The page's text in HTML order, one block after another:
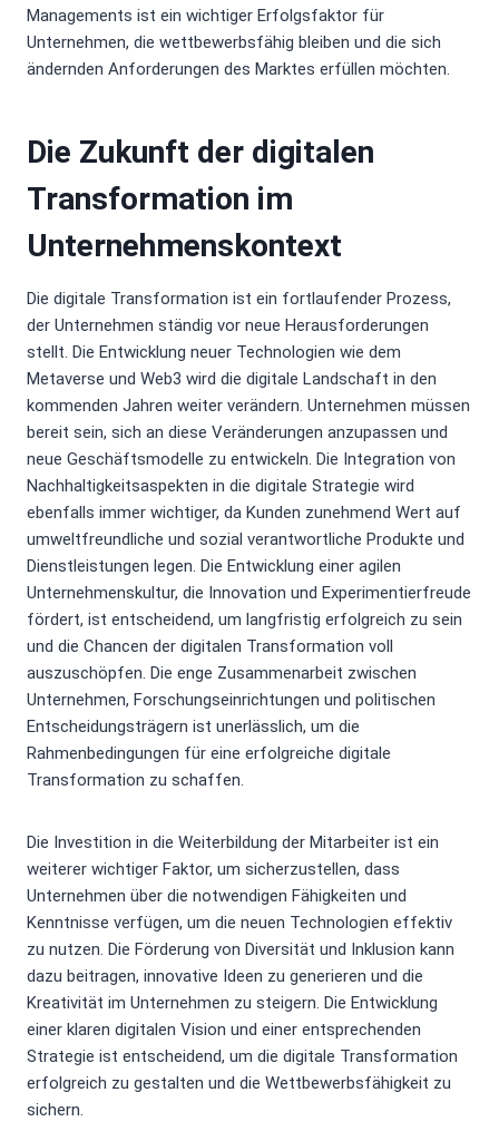
Managements ist ein wichtiger Erfolgsfaktor für
Unternehmen, die wettbewerbsfähig bleiben und die sich
ändernden Anforderungen des Marktes erfüllen möchten.
Die Zukunft der digitalen
Transformation im
Unternehmenskontext
Die digitale Transformation ist ein fortlaufender Prozess,
der Unternehmen ständig vor neue Herausforderungen
stellt. Die Entwicklung neuer Technologien wie dem
Metaverse und Web3 wird die digitale Landschaft in den
kommenden Jahren weiter verändern. Unternehmen müssen
bereit sein, sich an diese Veränderungen anzupassen und
neue Geschäftsmodelle zu entwickeln. Die Integration von
Nachhaltigkeitsaspekten in die digitale Strategie wird
ebenfalls immer wichtiger, da Kunden zunehmend Wert auf
umweltfreundliche und sozial verantwortliche Produkte und
Dienstleistungen legen. Die Entwicklung einer agilen
Unternehmenskultur, die Innovation und Experimentierfreude
fördert, ist entscheidend, um langfristig erfolgreich zu sein
und die Chancen der digitalen Transformation voll
auszuschöpfen. Die enge Zusammenarbeit zwischen
Unternehmen, Forschungseinrichtungen und politischen
Entscheidungsträgern ist unerlässlich, um die
Rahmenbedingungen für eine erfolgreiche digitale
Transformation zu schaffen.
Die Investition in die Weiterbildung der Mitarbeiter ist ein
weiterer wichtiger Faktor, um sicherzustellen, dass
Unternehmen über die notwendigen Fähigkeiten und
Kenntnisse verfügen, um die neuen Technologien effektiv
zu nutzen. Die Förderung von Diversität und Inklusion kann
dazu beitragen, innovative Ideen zu generieren und die
Kreativität im Unternehmen zu steigern. Die Entwicklung
einer klaren digitalen Vision und einer entsprechenden
Strategie ist entscheidend, um die digitale Transformation
erfolgreich zu gestalten und die Wettbewerbsfähigkeit zu
sichern.